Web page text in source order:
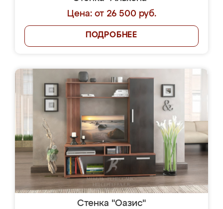
Цена: от 26 500 руб.
ПОДРОБНЕЕ
Стенка "Оазис"